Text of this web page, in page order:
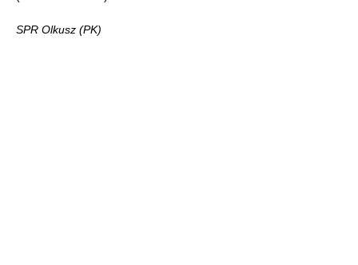
SPR Olkusz (PK)